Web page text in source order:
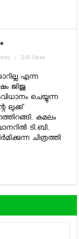
| 246 Views
എന്ന
ജിജു
ചെയ്യുന്ന
ലുക്ക്
കമലം
ടി.ബി.
ചിത്രത്തി